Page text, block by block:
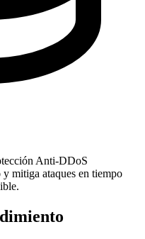
Anti-DDoS
mitiga ataques en tiempo